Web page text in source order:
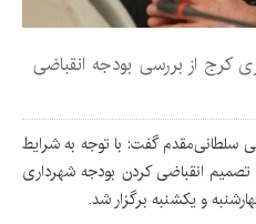
کرج از بررسی بودجه انقباضی
سلطانی‌مقدم گفت: با توجه به شرایط
انقباضی کردن بودجه شهرداری
و یکشنبه برگزار شد.